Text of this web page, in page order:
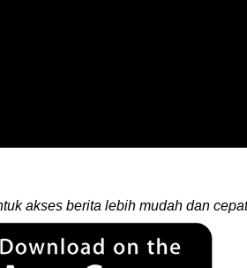
akses berita lebih mudah dan